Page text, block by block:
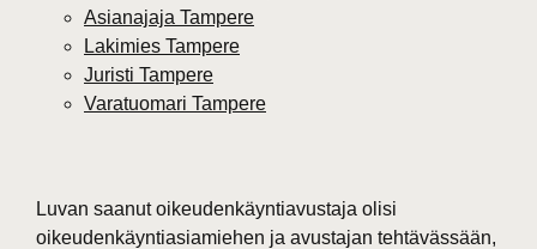
Asianajaja Tampere
Lakimies Tampere
Juristi Tampere
Varatuomari Tampere
Luvan saanut oikeudenkäyntiavustaja olisi
oikeudenkäyntiasiamiehen ja avustajan tehtävässään,